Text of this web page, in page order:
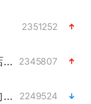
2351252
于东来回应胖东来近25年老店年底关闭 2345807
夏日经济乘热而上 消费市场向新而行 2249524